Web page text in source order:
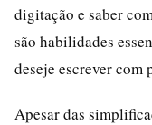
digitação e saber
são habilidades
deseje escrever com
Apesar das